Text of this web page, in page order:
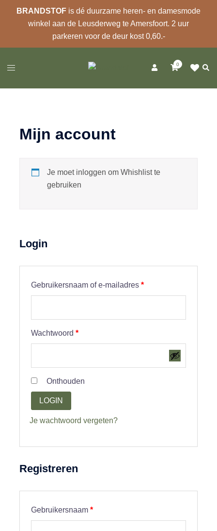
BRANDSTOF is dé duurzame heren- en damesmode
winkel aan de Leusderweg te Amersfoort. 2 uur
parkeren voor de deur kost 0,60.-
naar
inhoud
Toggle
0
Mijn account
Je moet inloggen om Whishlist te
gebruiken
Login
Gebruikersnaam of e-mailadres *Vereist
Wachtwoord *Vereist
Onthouden
LOGIN
Je wachtwoord vergeten?
Registreren
Gebruikersnaam *Vereist